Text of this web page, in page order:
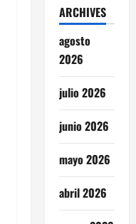
ARCHIVES
agosto
2026
julio 2026
junio 2026
mayo 2026
abril 2026